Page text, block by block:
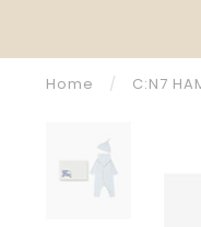
Home / C:N7